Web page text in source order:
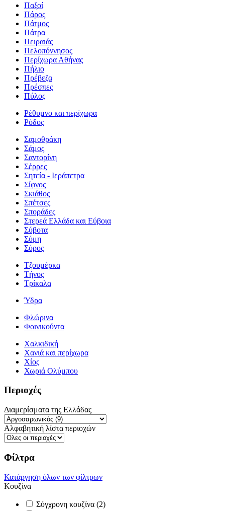
Παξοί
Πάρος
Πάτμος
Πάτρα
Πειραιάς
Πελοπόννησος
Περίχωρα Αθήνας
Πήλιο
Πρέβεζα
Πρέσπες
Πύλος
Ρέθυμνο και περίχωρα
Ρόδος
Σαμοθράκη
Σάμος
Σαντορίνη
Σέρρες
Σητεία - Ιεράπετρα
Σίφνος
Σκιάθος
Σπέτσες
Σποράδες
Στερεά Ελλάδα και Εύβοια
Σύβοτα
Σύμη
Σύρος
Τζουμέρκα
Τήνος
Τρίκαλα
Ύδρα
Φλώρινα
Φοινικούντα
Χαλκιδική
Χανιά και περίχωρα
Χίος
Χωριά Ολύμπου
Περιοχές
Διαμερίσματα της Ελλάδας
Αλφαβητική λίστα περιοχών
Φίλτρα
Κατάργηση όλων των φίλτρων
Κουζίνα
Σύγχρονη κουζίνα (2)